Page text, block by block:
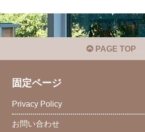
PAGE TOP
固定ページ
Privacy Policy
お問い合わせ